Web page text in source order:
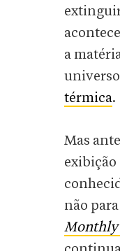
a
térmica.
Mas
exibição
não
Monthly